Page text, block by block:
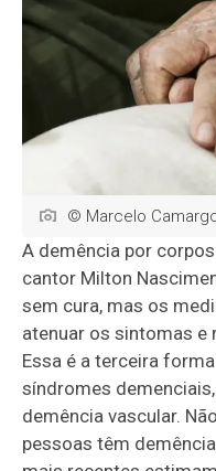
© Marcelo
A demência por
cantor Milton
sem cura, mas os
atenuar os sintomas e
Essa é a terceira
síndromes
demência vascular.
pessoas têm